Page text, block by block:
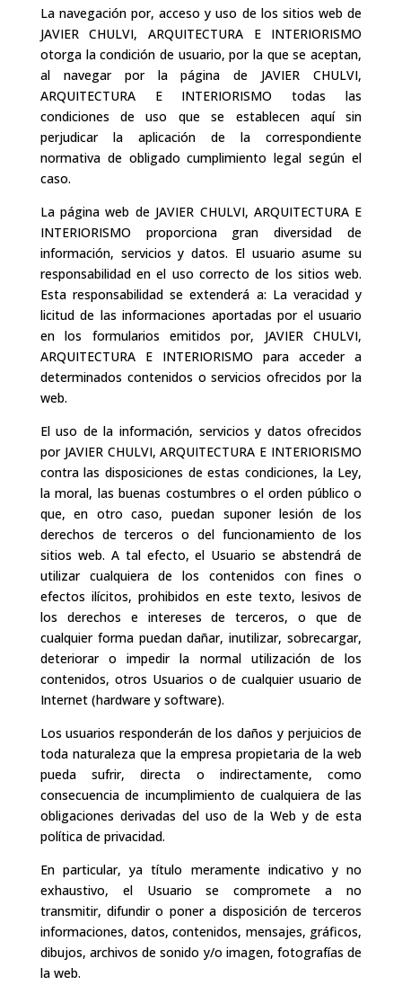
La navegación por, acceso y uso de los sitios web de
JAVIER CHULVI, ARQUITECTURA E INTERIORISMO
otorga la condición de usuario, por la que se aceptan,
al navegar por la página de JAVIER CHULVI,
ARQUITECTURA E INTERIORISMO todas las
condiciones de uso que se establecen aquí sin
perjudicar la aplicación de la correspondiente
normativa de obligado cumplimiento legal según el
caso.
La página web de JAVIER CHULVI, ARQUITECTURA E
INTERIORISMO proporciona gran diversidad de
información, servicios y datos. El usuario asume su
responsabilidad en el uso correcto de los sitios web.
Esta responsabilidad se extenderá a: La veracidad y
licitud de las informaciones aportadas por el usuario
en los formularios emitidos por, JAVIER CHULVI,
ARQUITECTURA E INTERIORISMO para acceder a
determinados contenidos o servicios ofrecidos por la
web.
El uso de la información, servicios y datos ofrecidos
por JAVIER CHULVI, ARQUITECTURA E INTERIORISMO
contra las disposiciones de estas condiciones, la Ley,
la moral, las buenas costumbres o el orden público o
que, en otro caso, puedan suponer lesión de los
derechos de terceros o del funcionamiento de los
sitios web. A tal efecto, el Usuario se abstendrá de
utilizar cualquiera de los contenidos con fines o
efectos ilícitos, prohibidos en este texto, lesivos de
los derechos e intereses de terceros, o que de
cualquier forma puedan dañar, inutilizar, sobrecargar,
deteriorar o impedir la normal utilización de los
contenidos, otros Usuarios o de cualquier usuario de
Internet (hardware y software).
Los usuarios responderán de los daños y perjuicios de
toda naturaleza que la empresa propietaria de la web
pueda sufrir, directa o indirectamente, como
consecuencia de incumplimiento de cualquiera de las
obligaciones derivadas del uso de la Web y de esta
política de privacidad.
En particular, ya título meramente indicativo y no
exhaustivo, el Usuario se compromete a no
transmitir, difundir o poner a disposición de terceros
informaciones, datos, contenidos, mensajes, gráficos,
dibujos, archivos de sonido y/o imagen, fotografías de
la web.